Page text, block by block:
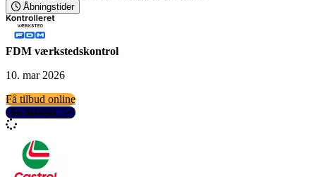
Åbningstider
FDM værkstedskontrol
10. mar 2026
Få tilbud online
Se detaljer